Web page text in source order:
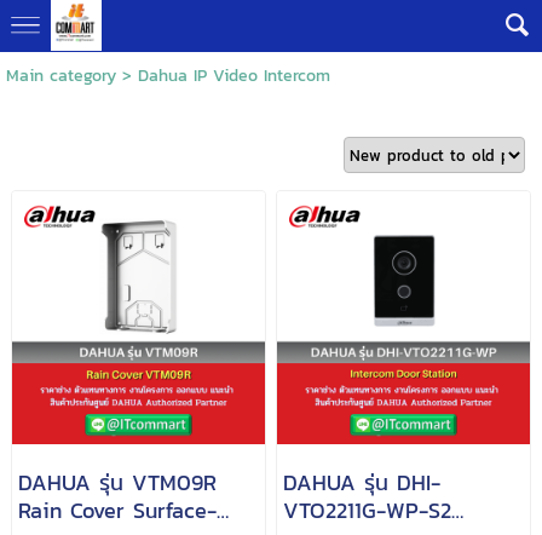
Main category> Dahua IP Video Intercom
DAHUA รุ่น VTM09R
Rain Cover Surface-
DAHUA รุ่น DHI-
VTO2211G-WP-S2